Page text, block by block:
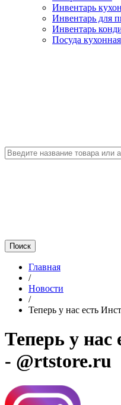
Инвентарь
Инвентарь для
Инвентарь
Посуда кухонная
Главная
/
Новости
/
Теперь у нас есть
Теперь у нас
- @rtstore.ru